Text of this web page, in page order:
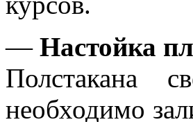
— Настойка
Полстакана
необходимо